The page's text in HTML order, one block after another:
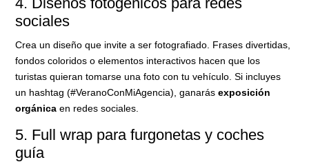
sociales
Crea un diseño que invite a ser fotografiado. Frases divertidas,
fondos coloridos o elementos interactivos hacen que los
turistas quieran tomarse una foto con tu vehículo. Si incluyes
un hashtag (#VeranoConMiAgencia), ganarásexposición
orgánica en redes sociales.
5. Full wrap para furgonetas y coches
guía